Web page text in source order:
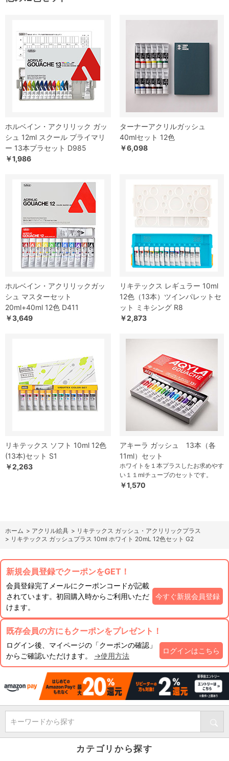
ホルベイン・アクリリック ガッ
シュ 12ml スクール プライマリ
ー 13本プラセット D985
￥1,986
ターナーアクリルガッシュ
40mlセット 12色
￥6,098
ホルベイン・アクリリックガッ
シュ マスターセット
20ml+40ml 12色 D411
￥3,649
リキテックス レギュラー 10ml
12色（13本）ツインパレットセ
ット ミキシング R8
￥2,873
リキテックス ソフト 10ml 12色
(13本)セット S1
￥2,263
アキーラ ガッシュ 13本（各
11ml）セット
ホワイトを１本プラスしたお求めやす
い１１mlチューブのセットです。
￥1,570
ホーム > アクリル絵具 > リキテックス ガッシュ・アクリリックプラス
> リキテックス ガッシュプラス 10ml ホワイト 20mL 12色セット G2
新規会員登録でクーポンをGET！
会員登録完了メールにクーポンコードが記載
されています。初回購入時からご利用いただ
けます。
今すぐ新規会員登録
既存会員の方にもクーポンをプレゼント！
ログイン後、マイページの「クーポンの確認」
からご確認いただけます。 →使用方法
ログインはこちら
キーワードから探す
カテゴリから探す